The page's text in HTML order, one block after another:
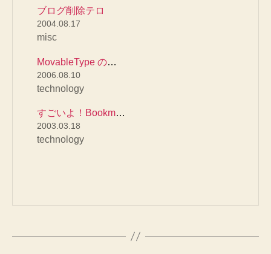
ブログ削除テロ
2004.08.17
misc
2006.08.10
technology
すごいよ！Bookmarklet
2003.03.18
technology